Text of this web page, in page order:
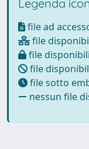
Legenda
file ad
file
file
file
file sotto
nessun file